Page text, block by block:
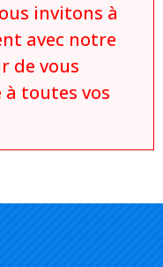
invitons à
avec notre
de vous
toutes vos